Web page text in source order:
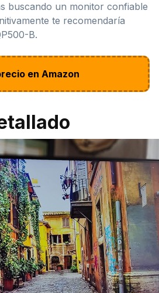
buscando un monitor confiable
te recomendaría
B.
en Amazon